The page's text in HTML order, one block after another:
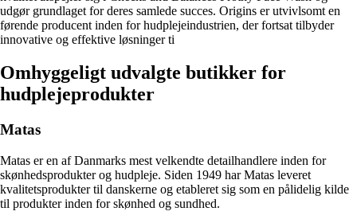
udgør grundlaget for deres samlede succes. Origins er utvivlsomt en
førende producent inden for hudplejeindustrien, der fortsat tilbyder
innovative og effektive løsninger ti
Omhyggeligt udvalgte butikker for
hudplejeprodukter
Matas
Matas er en af Danmarks mest velkendte detailhandlere inden for
skønhedsprodukter og hudpleje. Siden 1949 har Matas leveret
kvalitetsprodukter til danskerne og etableret sig som en pålidelig kilde
til produkter inden for skønhed og sundhed.